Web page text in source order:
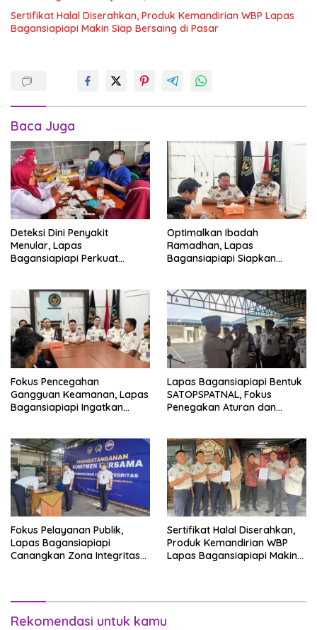
Sertifikat Halal Diserahkan, Produk Kemandirian WBP Lapas
Bagansiapiapi Makin Siap Bersaing di Pasar
Baca Juga
Deteksi Dini Penyakit
Menular, Lapas
Bagansiapiapi Perkuat
Optimalkan Ibadah
Ramadhan, Lapas
Bagansiapiapi Siapkan
Fokus Pencegahan
Gangguan Keamanan, Lapas
Bagansiapiapi Ingatkan
Lapas Bagansiapiapi Bentuk
SATOPSPATNAL, Fokus
Penegakan Aturan dan
Fokus Pelayanan Publik,
Lapas Bagansiapiapi
Canangkan Zona Integritas
Sertifikat Halal Diserahkan,
Produk Kemandirian WBP
Lapas Bagansiapiapi Makin
Rekomendasi untuk kamu